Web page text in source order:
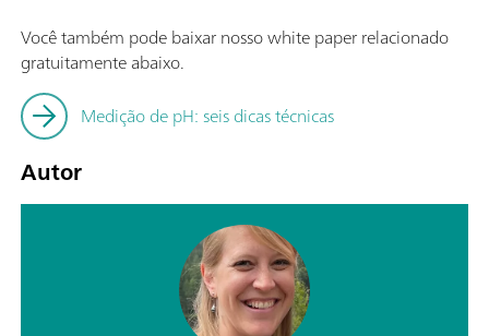
Você também pode baixar nosso white paper relacionado
gratuitamente abaixo.
Medição de pH: seis dicas técnicas
Autor